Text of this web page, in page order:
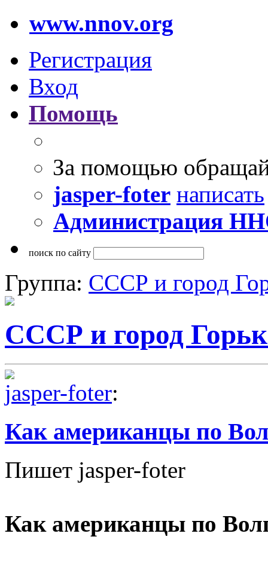
www.nnov.org
Регистрация
Вход
Помощь
За помощью
jasper-foter написать
Администрация
поиск по сайту
Группа: СССР и город
СССР и город
jasper-foter:
Как американцы по
Пишет jasper-foter
Как американцы по